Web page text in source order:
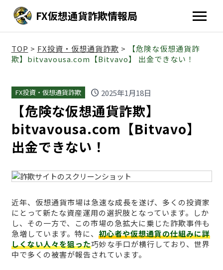
FX仮想通貨詐欺情報局
TOP > FX投資・仮想通貨詐欺 >
【危険な仮想通貨詐
欺】bitvavousa.com【Bitvavo】 出金できない！
FX投資・仮想通貨詐欺 schedule 2025年1月18日
【危険な仮想通貨詐欺】
bitvavousa.com【Bitvavo】
出金できない！
近年、仮想通貨市場は急速な成長を遂げ、多くの投資家
にとって新たな資産運用の選択肢となっています。しか
し、その一方で、この市場の急拡大に乗じた詐欺事件も
急増しています。特に、 初心者や仮想通貨の仕組みに詳
しくない人々を狙った巧妙な手口が横行しており、世界
中で多くの被害が報告されています。